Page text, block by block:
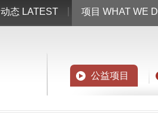
动态 LATEST 项目 WHAT WE
公益项目